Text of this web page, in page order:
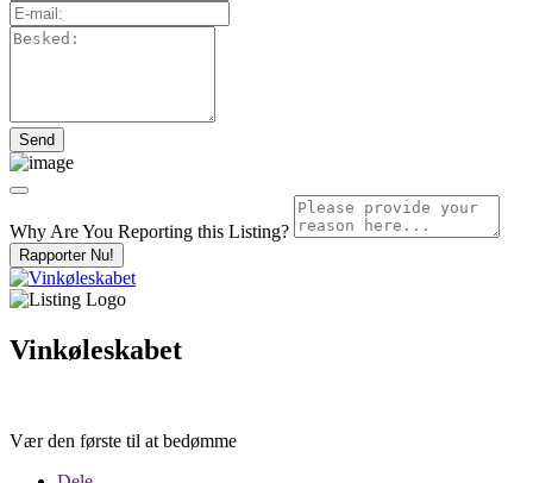
Why Are You Reporting this Listing?
Rapporter Nu!
Vinkøleskabet
Vær den første til at bedømme